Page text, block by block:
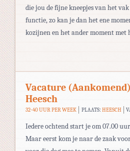
die jou de fijne kneepjes van het
functie, zo kan je dan het ene
kozijnen en het ander moment
Vacature
Heesch
32-40 UUR PER WEEK PLAATS: HEESCH
Iedere ochtend start je om 07.00
Maar eerst kom je naar de zaak